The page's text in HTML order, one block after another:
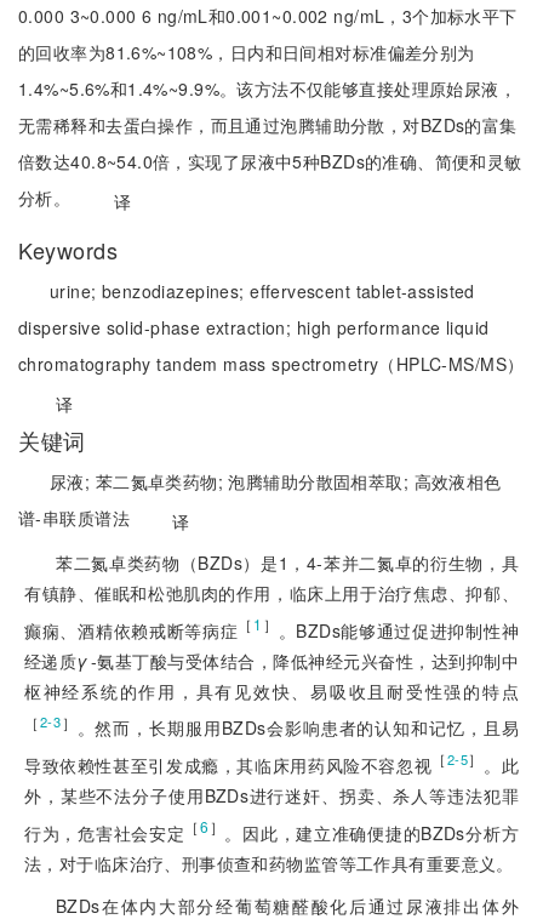
0.000 3~0.000 6 ng/mL和0.001~0.002 ng/mL，3个加标水平下
的回收率为81.6%~108%，日内和日间相对标准偏差分别为
1.4%~5.6%和1.4%~9.9%。该方法不仅能够直接处理原始尿液，
无需稀释和去蛋白操作，而且通过泡腾辅助分散，对BZDs的富集
倍数达40.8~54.0倍，实现了尿液中5种BZDs的准确、简便和灵敏
分析。
译
Keywords
urine; benzodiazepines;effervescent tablet-assisted
dispersive solid-phase extraction; high performance liquid
chromatography tandem mass spectrometry（HPLC-MS/MS）
译
关键词
尿液; 苯二氮卓类药物;泡腾辅助分散固相萃取; 高效液相色
谱-串联质谱法
译
苯二氮卓类药物（BZDs）是1，4-苯并二氮卓的衍生物，具
有镇静、催眠和松弛肌肉的作用，临床上用于治疗焦虑、抑郁、
癫痫、酒精依赖戒断等病症 ［ 1 ］
。BZDs能够通过促进抑制性神
经递质γ-氨基丁酸与受体结合，降低神经元兴奋性，达到抑制中
枢神经系统的作用，具有见效快、易吸收且耐受性强的特点
［2-3］ 。然而，长期服用BZDs会影响患者的认知和记忆，且易
导致依赖性甚至引发成瘾，其临床用药风险不容忽视 ［2-5］
。此
外，某些不法分子使用BZDs进行迷奸、拐卖、杀人等违法犯罪
行为，危害社会安定 ［6 ］ 。因此，建立准确便捷的BZDs分析方
法，对于临床治疗、刑事侦查和药物监管等工作具有重要意义。
BZDs在体内大部分经葡萄糖醛酸化后通过尿液排出体外